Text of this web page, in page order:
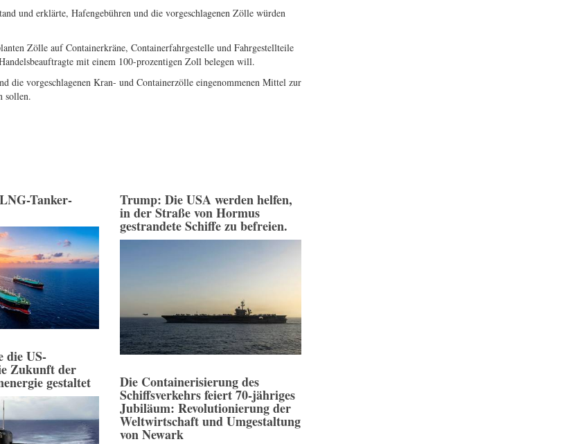
und erklärte, Hafengebühren und die vorgeschlagenen Zölle würden
Zölle auf Containerkräne, Containerfahrgestelle und Fahrgestellteile
mit einem 100-prozentigen Zoll belegen will.
die vorgeschlagenen Kran- und Containerzölle eingenommenen Mittel zur
sollen.
Tanker-
die US-
Zukunft der
gestaltet
Trump: Die USA werden helfen,
in der Straße von Hormus
gestrandete Schiffe zu befreien.
Die Containerisierung des
Schiffsverkehrs feiert 70-jähriges
Jubiläum: Revolutionierung der
Weltwirtschaft und Umgestaltung
von Newark